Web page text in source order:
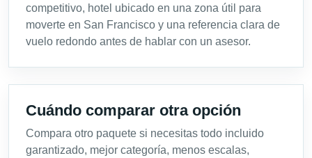
competitivo, hotel ubicado en una zona útil para
moverte en San Francisco y una referencia clara de
vuelo redondo antes de hablar con un asesor.
Cuándo comparar otra opción
Compara otro paquete si necesitas todo incluido
garantizado, mejor categoría, menos escalas,